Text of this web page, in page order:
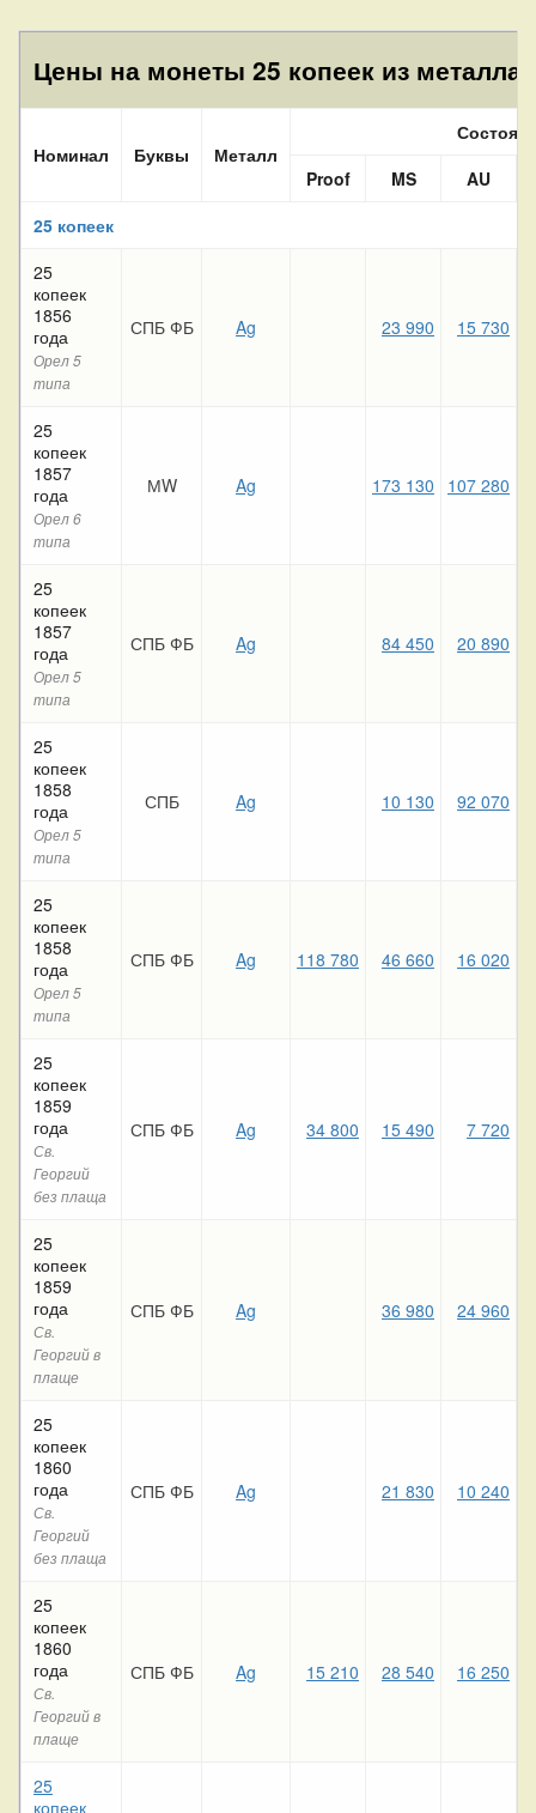
Цены на монеты 25 копеек из металла
Номинал Буквы Металл
Proof
MS
AU
25 копеек
25
копеек
1856
года
Орел 5
типа
СПБ ФБ Ag 23 990 15 730
25
копеек
1857
года
Орел 6
типа
МW Ag 173 130 107 280
25
копеек
1857
года
Орел 5
типа
СПБ ФБ Ag 84 450 20 890
25
копеек
1858
года
Орел 5
типа
СПБ Ag 10 130 92 070
25
копеек
1858
года
Орел 5
типа
СПБ ФБ Ag 118 780 46 660 16 020
25
копеек
1859
года
Св.
Георгий
без плаща
СПБ ФБ Ag 34 800 15 490 7 720
25
копеек
1859
года
Св.
Георгий в
плаще
СПБ ФБ Ag 36 980 24 960
25
копеек
1860
года
Св.
Георгий
без плаща
СПБ ФБ Ag 21 830 10 240
25
копеек
1860
года
Св.
Георгий в
плаще
СПБ ФБ Ag 15 210 28 540 16 250
25
копеек